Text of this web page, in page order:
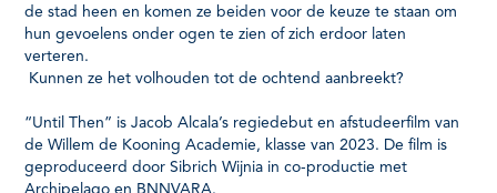
de stad heen en komen ze beiden voor de keuze te staan om
hun gevoelens onder ogen te zien of zich erdoor laten
verteren.
Kunnen ze het volhouden tot de ochtend aanbreekt?
“Until Then” is Jacob Alcala’s regiedebut en afstudeerfilm van
de Willem de Kooning Academie, klasse van 2023. De film is
geproduceerd door Sibrich Wijnia in co-productie met
Archipelago en BNNVARA.